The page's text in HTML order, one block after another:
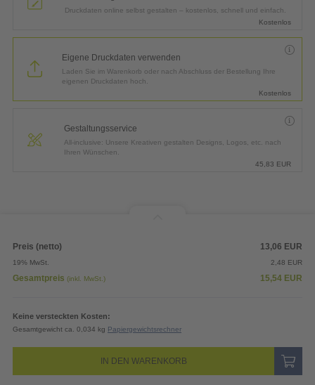
Druckdaten online selbst gestalten – kostenlos, schnell und einfach.
Kostenlos
Eigene Druckdaten verwenden
Laden Sie im Warenkorb oder nach Abschluss der Bestellung Ihre
eigenen Druckdaten hoch.
Kostenlos
Gestaltungsservice
All-inclusive: Unsere Kreativen gestalten Designs, Logos, etc. nach
Ihren Wünschen.
45,83 EUR
Preis (netto) 13,06 EUR
19% MwSt. 2,48 EUR
Gesamtpreis (inkl. MwSt.) 15,54 EUR
Keine versteckten Kosten:
Gesamtgewicht ca. 0,034 kg Papiergewichtsrechner
IN DEN WARENKORB